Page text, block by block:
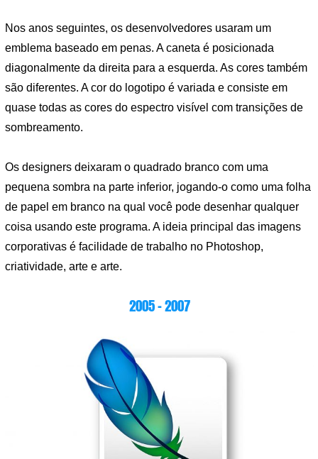
Nos anos seguintes, os desenvolvedores usaram um
emblema baseado em penas. A caneta é posicionada
diagonalmente da direita para a esquerda. As cores também
são diferentes. A cor do logotipo é variada e consiste em
quase todas as cores do espectro visível com transições de
sombreamento.
Os designers deixaram o quadrado branco com uma
pequena sombra na parte inferior, jogando-o como uma folha
de papel em branco na qual você pode desenhar qualquer
coisa usando este programa. A ideia principal das imagens
corporativas é facilidade de trabalho no Photoshop,
criatividade, arte e arte.
2005 – 2007